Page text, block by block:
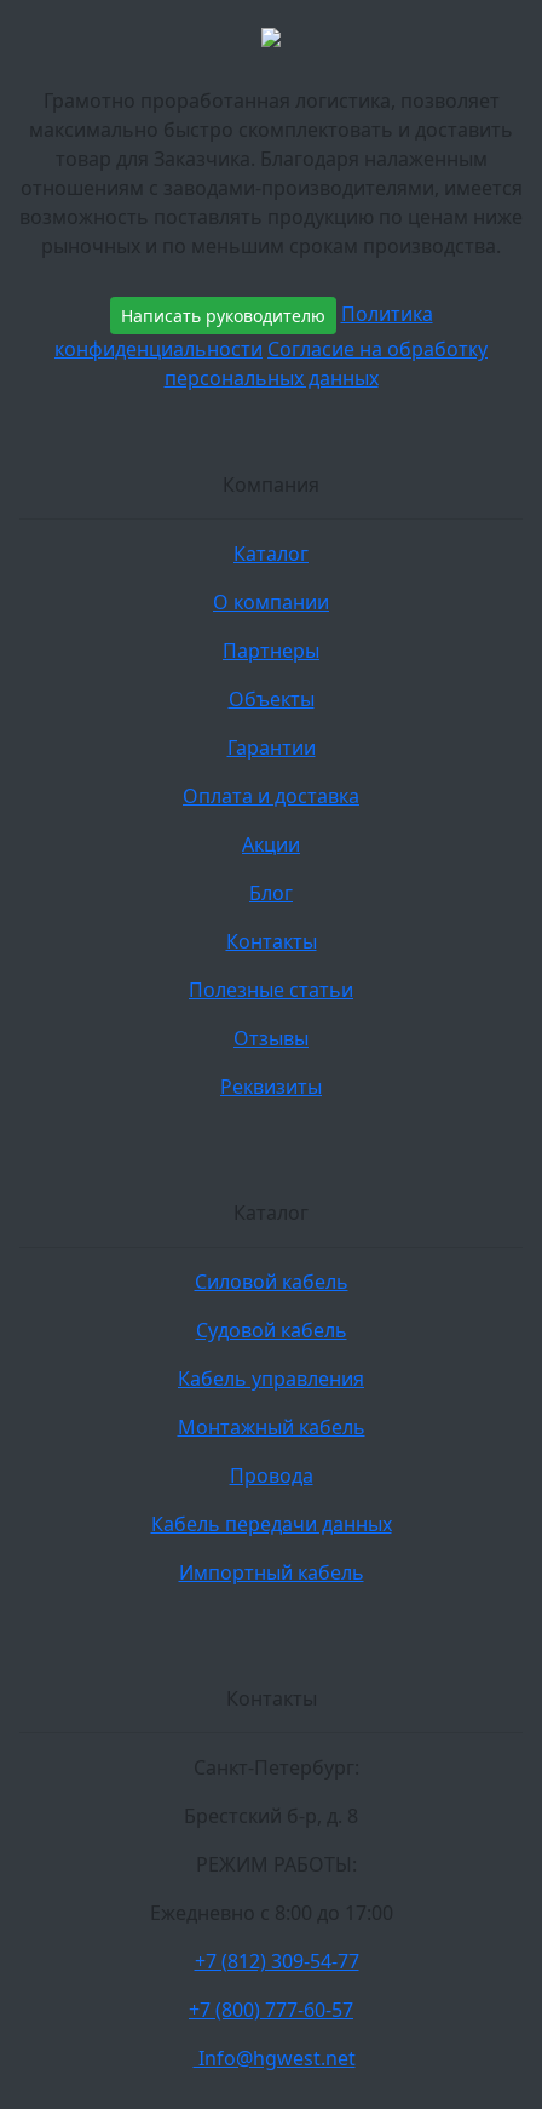
Грамотно проработанная логистика, позволяет
максимально быстро скомплектовать и доставить
товар для Заказчика. Благодаря налаженным
отношениям с заводами-производителями, имеется
возможность поставлять продукцию по ценам ниже
рыночных и по меньшим срокам производства.
Написать руководителю
Политика
конфиденциальности Согласие на обработку
персональных данных
Компания
Каталог
О компании
Партнеры
Объекты
Гарантии
Оплата и доставка
Акции
Блог
Контакты
Полезные статьи
Отзывы
Реквизиты
Каталог
Силовой кабель
Судовой кабель
Кабель управления
Монтажный кабель
Провода
Кабель передачи данных
Импортный кабель
Контакты
Санкт-Петербург:
Брестский б-р, д. 8
РЕЖИМ РАБОТЫ:
Ежедневно c 8:00 до 17:00
+7 (812) 309-54-77
+7 (800) 777-60-57
Info@hgwest.net